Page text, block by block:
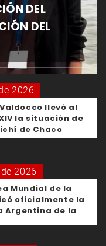
DEL
DEL
2026
llevó al
la situación de
de Chaco
2026
Mundial de la
oficialmente la
Argentina de la